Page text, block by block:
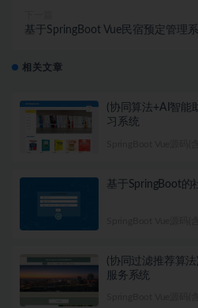
基于SpringBoot Vue民宿预定管理
相关文章
(协同算法+AI智能
习系统
基于SpringBoot的
(协同过滤推荐算
服务系统